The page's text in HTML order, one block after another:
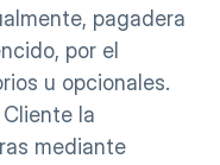
pagadera
por el
u opcionales.
la
mediante